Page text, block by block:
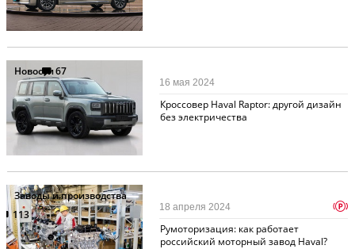
Новости67
Кроссовер Haval Raptor: другой дизайн
без электричества
16 мая 2024
Заводы и производства
113
Румоторизация: как работает
российский моторный завод Haval?
18 апреля 2024 p